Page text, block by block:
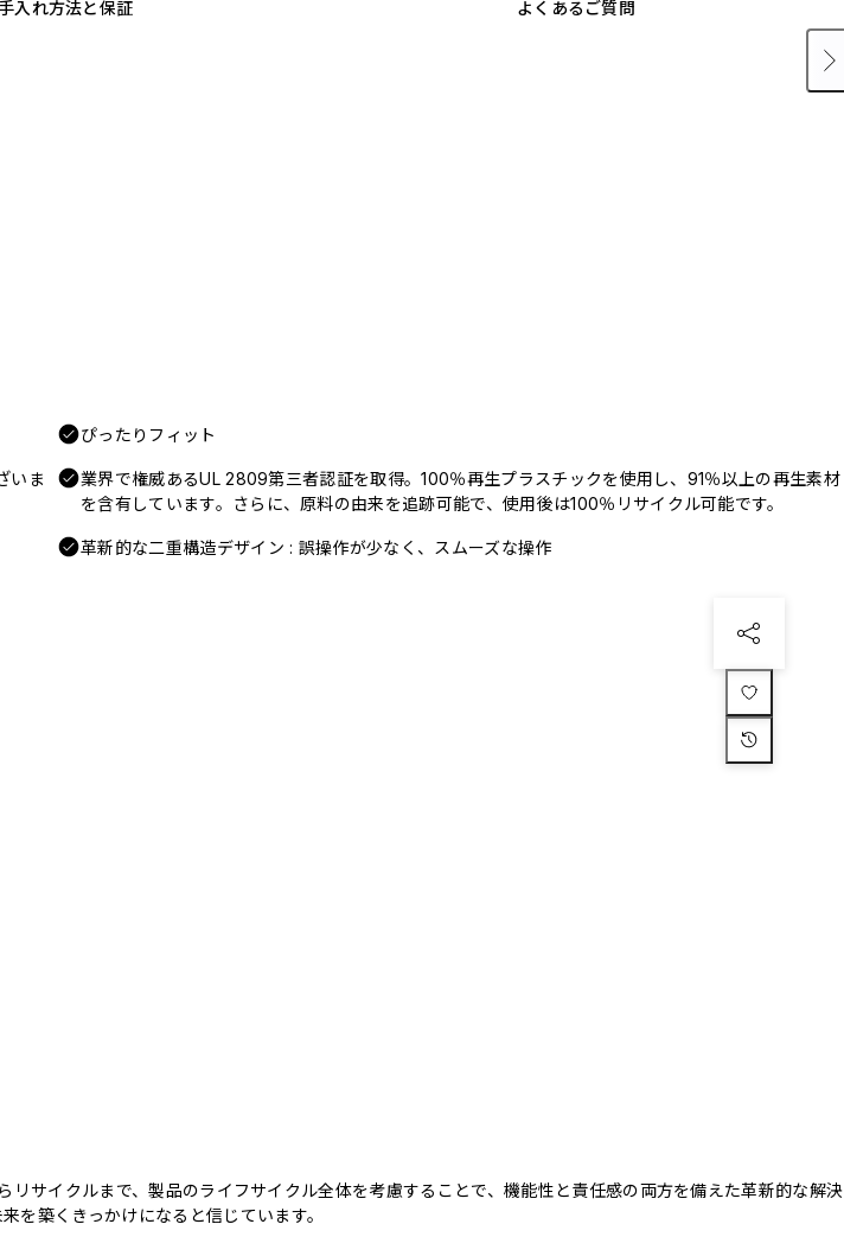
入れ方法と保証 よくあるご質問
ぴったりフィット
いま
業界で権威あるUL 2809第三者認証を取得。100％再生プラスチックを使用し、91％以上の再生素材
を含有しています。さらに、原料の由来を追跡可能で、使用後は100％リサイクル可能です。
革新的な二重構造デザイン : 誤操作が少なく、スムーズな操作
サイクルまで、製品のライフサイクル全体を考慮することで、機能性と責任感の両方を備えた革新的な解決
を築くきっかけになると信じています。